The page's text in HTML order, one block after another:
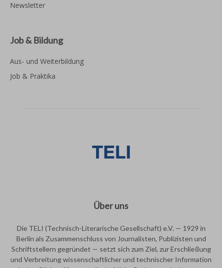
Newsletter
Job & Bildung
Aus- und Weiterbildung
Job & Praktika
Über uns
Die TELI (Technisch-Literarische Gesellschaft) e.V. — 1929 in
Berlin als Zusammenschluss von Journalisten, Publizisten und
Schriftstellern gegründet — setzt sich zum Ziel, zur Erschließung
und Verbreitung wissenschaftlicher und technischer Information